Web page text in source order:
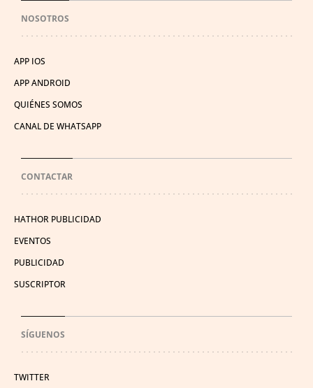
NOSOTROS
APP IOS
APP ANDROID
QUIÉNES SOMOS
CANAL DE WHATSAPP
CONTACTAR
HATHOR PUBLICIDAD
EVENTOS
PUBLICIDAD
SUSCRIPTOR
SÍGUENOS
TWITTER